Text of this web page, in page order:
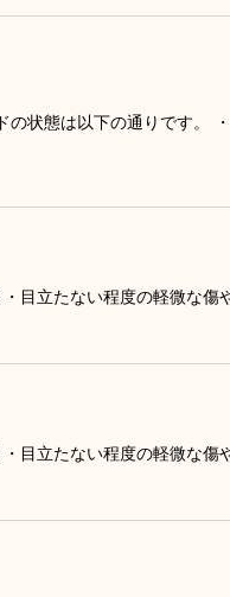
状態は以下の通りです。
目立たない程度の軽微な傷
目立たない程度の軽微な傷